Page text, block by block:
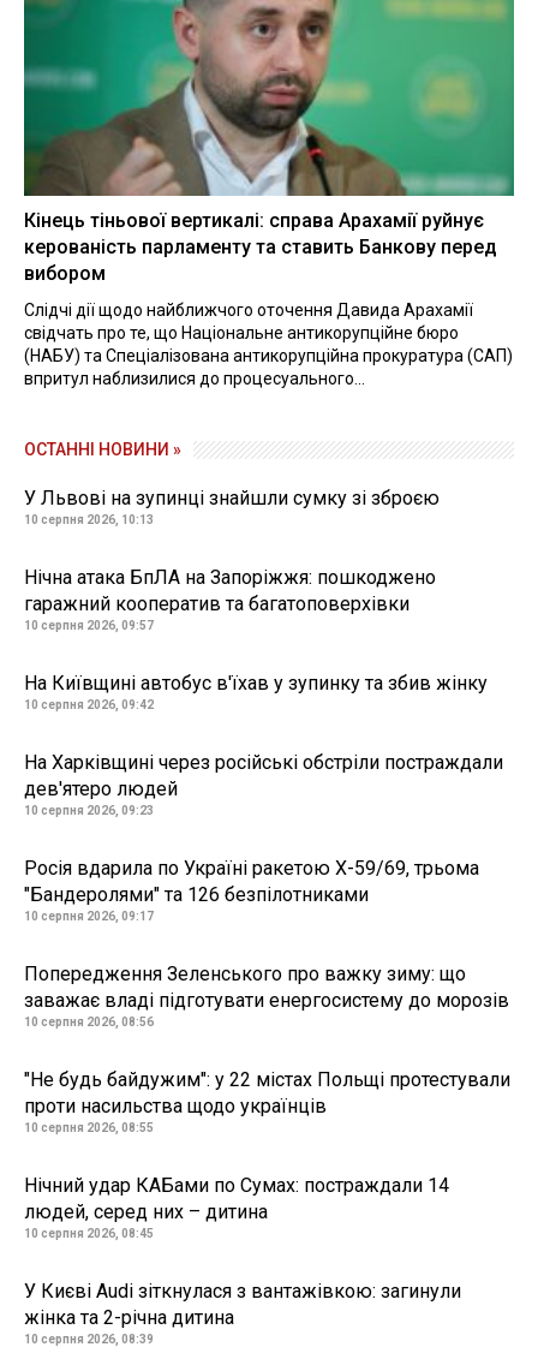
Кінець тіньової вертикалі: справа Арахамії руйнує
керованість парламенту та ставить Банкову перед
вибором
Слідчі дії щодо найближчого оточення Давида Арахамії
свідчать про те, що Національне антикорупційне бюро
(НАБУ) та Спеціалізована антикорупційна прокуратура (САП)
впритул наблизилися до процесуального...
ОСТАННІ НОВИНИ »
У Львові на зупинці знайшли сумку зі зброєю
10 серпня 2026, 10:13
Нічна атака БпЛА на Запоріжжя: пошкоджено
гаражний кооператив та багатоповерхівки
10 серпня 2026, 09:57
На Київщині автобус в'їхав у зупинку та збив жінку
10 серпня 2026, 09:42
На Харківщині через російські обстріли постраждали
дев'ятеро людей
10 серпня 2026, 09:23
Росія вдарила по Україні ракетою Х-59/69, трьома
"Бандеролями" та 126 безпілотниками
10 серпня 2026, 09:17
Попередження Зеленського про важку зиму: що
заважає владі підготувати енергосистему до морозів
10 серпня 2026, 08:56
"Не будь байдужим": у 22 містах Польщі протестували
проти насильства щодо українців
10 серпня 2026, 08:55
Нічний удар КАБами по Сумах: постраждали 14
людей, серед них – дитина
10 серпня 2026, 08:45
У Києві Audi зіткнулася з вантажівкою: загинули
жінка та 2-річна дитина
10 серпня 2026, 08:39